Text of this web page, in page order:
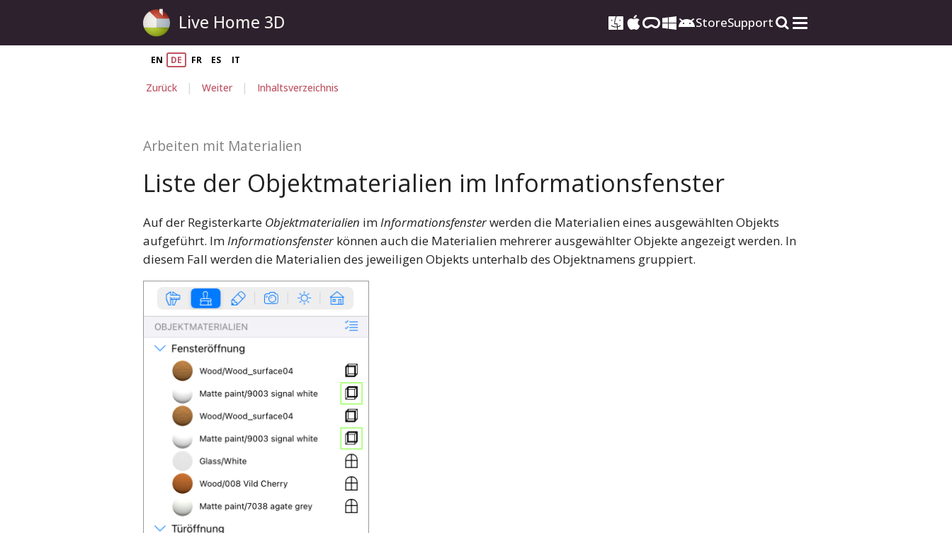
Live Home 3D StoreSupport
EN DE FR ES IT
Zurück | Weiter | Inhaltsverzeichnis
Arbeiten mit Materialien
Liste der Objektmaterialien im Informationsfenster
Auf der Registerkarte Objektmaterialien imInformationsfensterwerden die Materialien eines ausgewählten Objekts
aufgeführt. ImInformationsfensterkönnen auch die Materialien mehrerer ausgewählter Objekte angezeigt werden. In
diesem Fall werden die Materialien des jeweiligen Objekts unterhalb des Objektnamens gruppiert.